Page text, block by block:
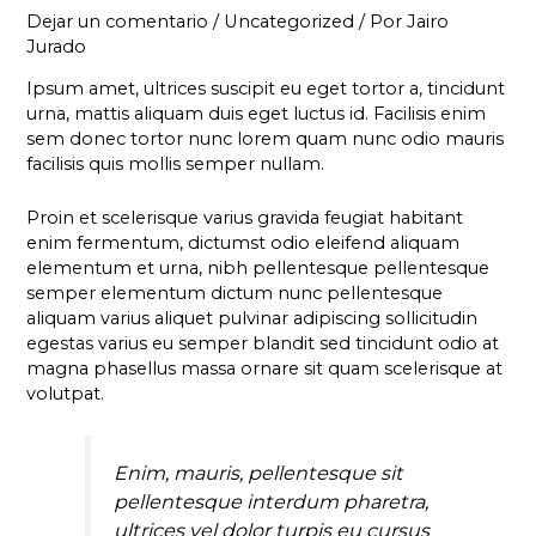
Dejar un comentario / Uncategorized / PorJairo
Jurado
Ipsum amet, ultrices suscipit eu eget tortor a, tincidunt
urna, mattis aliquam duis eget luctus id. Facilisis enim
sem donec tortor nunc lorem quam nunc odio mauris
facilisis quis mollis semper nullam.
Proin et scelerisque varius gravida feugiat habitant
enim fermentum, dictumst odio eleifend aliquam
elementum et urna, nibh pellentesque pellentesque
semper elementum dictum nunc pellentesque
aliquam varius aliquet pulvinar adipiscing sollicitudin
egestas varius eu semper blandit sed tincidunt odio at
magna phasellus massa ornare sit quam scelerisque at
volutpat.
Enim, mauris, pellentesque sit
pellentesque interdum pharetra,
ultrices vel dolor turpis eu cursus